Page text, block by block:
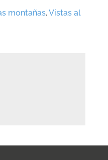
montañas,Vistas al